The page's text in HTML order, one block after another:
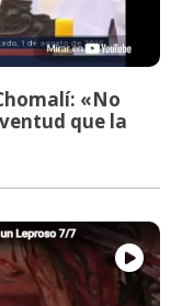
«No
que la